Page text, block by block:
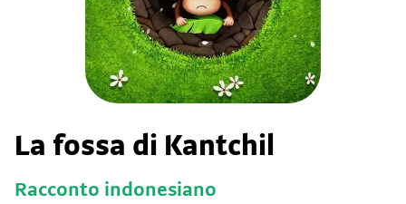
La fossa di Kantchil
Racconto indonesiano